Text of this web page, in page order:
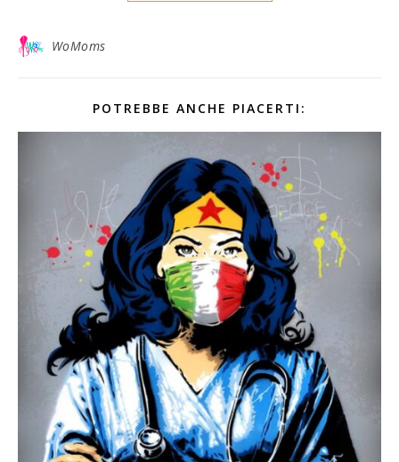
WoMoms
POTREBBE ANCHE PIACERTI: